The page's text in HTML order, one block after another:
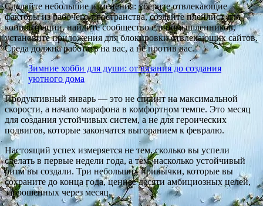
Сделайте небольшие изменения: уберите отвлекающие
факторы из рабочего пространства, создайте плейлист для
концентрации, найдите сообщество единомышленников,
установите приложения для блокировки отвлекающих сайтов.
Среда должна работать на вас, а не против вас.
Зимние хобби для души: от вязания до создания
уютного дома
Продуктивный январь — это не спринт на максимальной
скорости, а начало марафона в комфортном темпе. Это месяц
для создания устойчивых систем, а не для героических
подвигов, которые закончатся выгоранием к февралю.
Настоящий успех измеряется не тем, сколько вы успели
сделать в первые недели года, а тем, насколько устойчивый
ритм вы создали. Три небольших привычки, которые вы
сохраните до конца года, ценнее десяти амбициозных целей,
заброшенных через месяц.